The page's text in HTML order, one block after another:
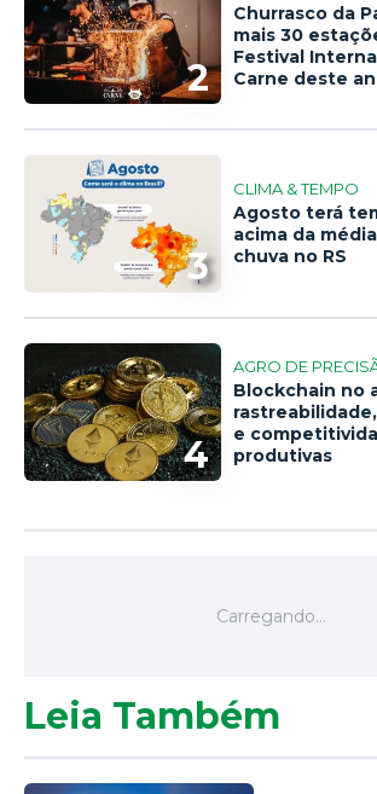
2
Churrasco da
mais 30
Festival
Carne deste
3
CLIMA & TEMPO
Agosto terá
acima da
chuva no RS
4
AGRO DE
Blockchain no
e
produtivas
Leia Também